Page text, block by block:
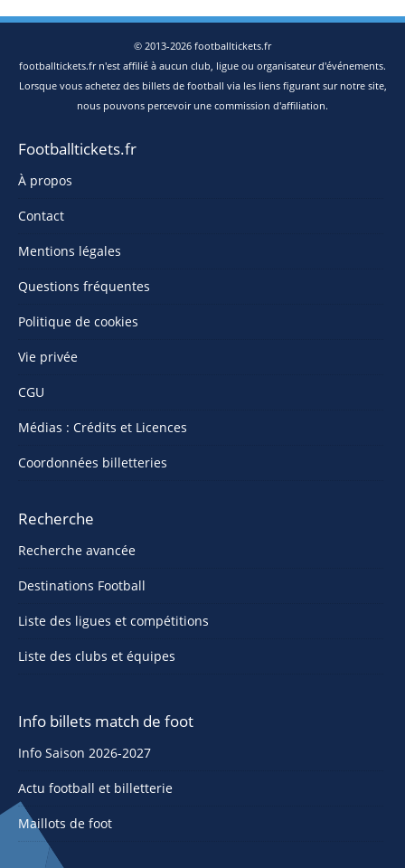
© 2013-2026 footballtickets.fr
footballtickets.fr n'est affilié à aucun club, ligue ou organisateur d'événements.
Lorsque vous achetez des billets de football via les liens figurant sur notre site,
nous pouvons percevoir une commission d'affiliation.
Footballtickets.fr
À propos
Contact
Mentions légales
Questions fréquentes
Politique de cookies
Vie privée
CGU
Médias : Crédits et Licences
Coordonnées billetteries
Recherche
Recherche avancée
Destinations Football
Liste des ligues et compétitions
Liste des clubs et équipes
Info billets match de foot
Info Saison 2026-2027
Actu football et billetterie
Maillots de foot